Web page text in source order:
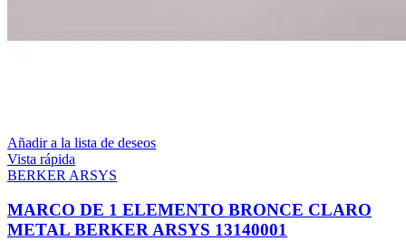
Añadir a la lista de deseos
Vista rápida
BERKER ARSYS
MARCO DE 1 ELEMENTO BRONCE CLARO
METAL BERKER ARSYS 13140001